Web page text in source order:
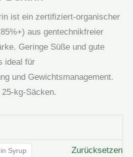
ist ein zertifiziert-organischer
aus gentechnikfreier
Geringe Süße und gute
ideal für
und Gewichtsmanagement.
kg-Säcken.
Syrup
Zurücksetzen